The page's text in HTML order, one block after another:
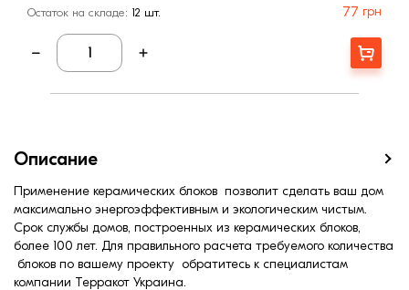
Ширина, мм:
115
Высота, мм:
238
Длина, мм:
498
Шумоизоляция (дБ):
Теплопроводность λ кладки (Вт/м∙К):
Морозостойкость, (циклов):
25,0
Пустотность, %:
Остаток на складе: 12 шт. 77 грн
Купити
Описание
Применение керамических блоков позволит сделать ваш дом
максимально энергоэффективным и экологическим чистым.
Срок службы домов, построенных из керамических блоков,
более 100 лет. Для правильного расчета требуемого количества
блоков по вашему проекту обратитесь к специалистам
компании Терракот Украина.